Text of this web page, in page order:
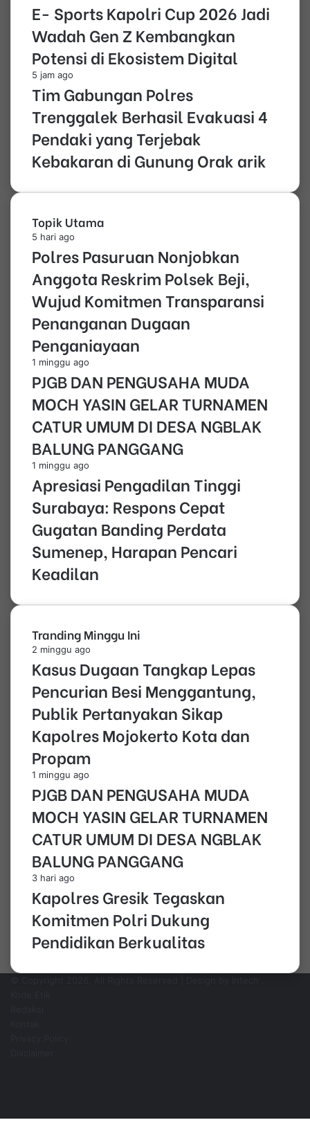
E- Sports Kapolri Cup 2026 Jadi
Wadah Gen Z Kembangkan
Potensi di Ekosistem Digital
5 jam ago
Tim Gabungan Polres
Trenggalek Berhasil Evakuasi 4
Pendaki yang Terjebak
Kebakaran di Gunung Orak arik
Topik Utama
5 hari ago
Polres Pasuruan Nonjobkan
Anggota Reskrim Polsek Beji,
Wujud Komitmen Transparansi
Penanganan Dugaan
Penganiayaan
1 minggu ago
PJGB DAN PENGUSAHA MUDA
MOCH YASIN GELAR TURNAMEN
CATUR UMUM DI DESA NGBLAK
BALUNG PANGGANG
1 minggu ago
Apresiasi Pengadilan Tinggi
Surabaya: Respons Cepat
Gugatan Banding Perdata
Sumenep, Harapan Pencari
Keadilan
Tranding Minggu Ini
2 minggu ago
Kasus Dugaan Tangkap Lepas
Pencurian Besi Menggantung,
Publik Pertanyakan Sikap
Kapolres Mojokerto Kota dan
Propam
1 minggu ago
PJGB DAN PENGUSAHA MUDA
MOCH YASIN GELAR TURNAMEN
CATUR UMUM DI DESA NGBLAK
BALUNG PANGGANG
3 hari ago
Kapolres Gresik Tegaskan
Komitmen Polri Dukung
Pendidikan Berkualitas